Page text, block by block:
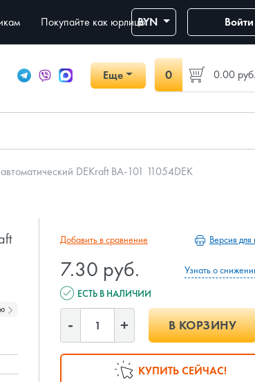
Покупайте как юрлицоBYN Войти
Еще 0 0.00 руб.
DEKraft ВА-101 11054DEK
Добавить в сравнение Версия для
7.30 руб.
Узнать о
ЕСТЬ В НАЛИЧИИ
В КОРЗИНУ
КУПИТЬ СЕЙЧАС!